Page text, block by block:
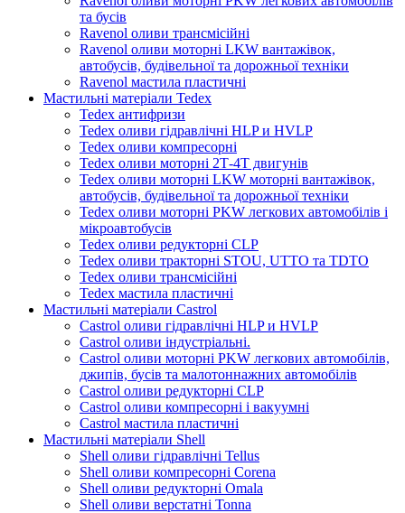
та бусів
Ravenol оливи трансмісійні
Ravenol оливи моторні LKW вантажівок,
автобусів, будівельної та дорожньої техніки
Ravenol мастила пластичні
Мастильні матеріали Tedex
Tedex антифризи
Tedex оливи гідравлічні HLP и HVLP
Tedex оливи компресорні
Tedex оливи моторні 2Т-4Т двигунів
Tedex оливи моторні LKW моторні вантажівок,
автобусів, будівельної та дорожньої техніки
Tedex оливи моторні PKW легкових автомобілів і
мікроавтобусів
Tedex оливи редукторні CLP
Tedex оливи тракторні STOU, UTTO та TDTO
Tedex оливи трансмісійні
Tedex мастила пластичні
Мастильні матеріали Castrol
Castrol оливи гідравлічні HLP и HVLP
Castrol оливи індустріальні.
Castrol оливи моторні PKW легкових автомобілів,
джипів, бусів та малотоннажних автомобілів
Castrol оливи редукторні CLP
Castrol оливи компресорні і вакуумні
Castrol мастила пластичні
Мастильні матеріали Shell
Shell оливи гідравлічні Tellus
Shell оливи компресорні Corena
Shell оливи редукторні Omala
Shell оливи верстатні Tonna